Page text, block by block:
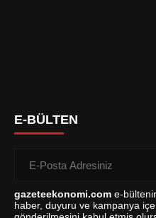
E-BÜLTEN
gazeteekonomi.com e-
haber, duyuru ve kampanya